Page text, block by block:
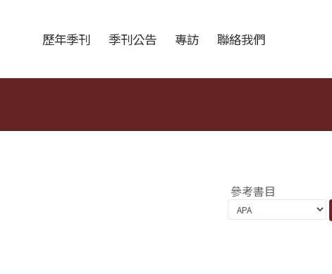
歷年季刊 季刊公告 專訪 聯絡我們
參考書目